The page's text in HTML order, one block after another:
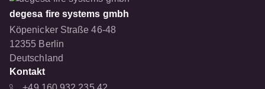
degesa fire systems gmbh
Köpenicker Straße 46-48
12355 Berlin
Deutschland
Kontakt